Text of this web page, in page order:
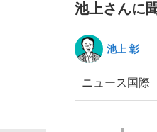
「目標
池上さんに
池上 彰
ニュース 国際